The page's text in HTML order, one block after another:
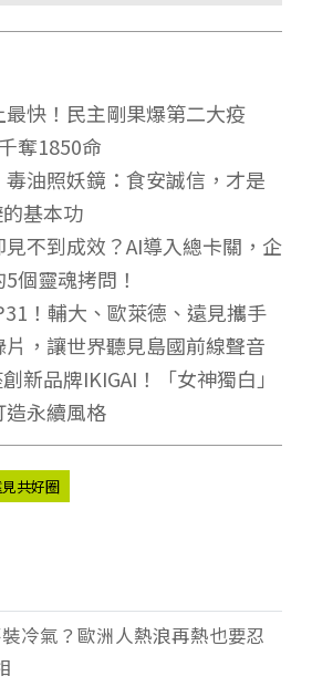
快！民主剛果爆第二大疫
奪1850命
毒油照妖鏡：食安誠信，才是
基本功
不到成效？AI導入總卡關，企
個靈魂拷問！
！輔大、歐萊德、遠見攜手
，讓世界聽見島國前線聲音
新品牌IKIGAI！「女神獨白」
永續風格
見共好圈
冷氣？歐洲人熱浪再熱也要忍